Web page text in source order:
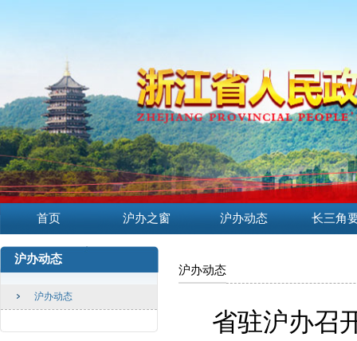
首页 沪办之窗 沪办动态 长三角
沪办动态
沪办动态
沪办动态
省驻沪办召